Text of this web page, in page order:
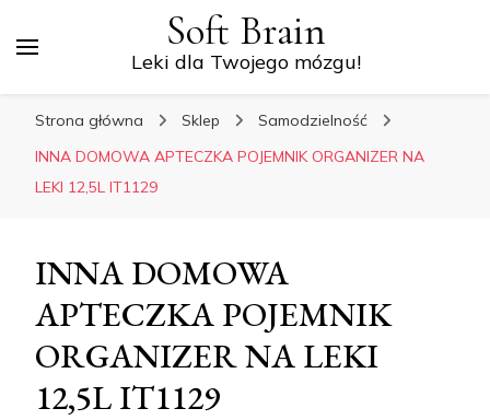
Soft Brain
Leki dla Twojego mózgu!
Strona główna Sklep
Samodzielność
INNA DOMOWA APTECZKA POJEMNIK ORGANIZER NA
LEKI 12,5L IT1129
INNA DOMOWA
APTECZKA POJEMNIK
ORGANIZER NA LEKI
12,5L IT1129